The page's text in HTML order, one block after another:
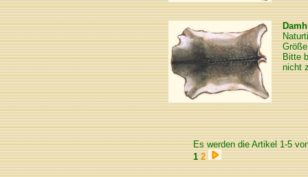
Bitte
nicht
Es werden die Artikel 1-5
1 2